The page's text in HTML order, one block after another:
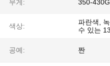
무게: 350-
색상:
파란색,
수 있는
공예: 짠